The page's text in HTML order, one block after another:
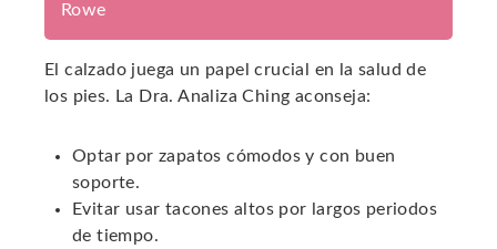
Rowe
El calzado juega un papel crucial en la salud de
los pies. La Dra. Analiza Ching aconseja:
Optar por zapatos cómodos y con buen
soporte.
Evitar usar tacones altos por largos periodos
de tiempo.